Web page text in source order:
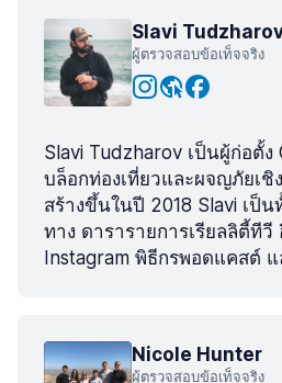
Slavi
ผู้ตรวจสอบข้อเท็จจริง
Slavi Tudzharov เป็นผู้ก่อตั้ง
บล็อกท่องเที่ยวและผจญภัยเชิ
สร้างขึ้นในปี 2018 Slavi เป็น
ทาง ดารารายการเรียลลิตี้ที
Instagram พิธีกรพอดแคสต์
Nicole Hunter
ผู้ตรวจสอบข้อเท็จจริง